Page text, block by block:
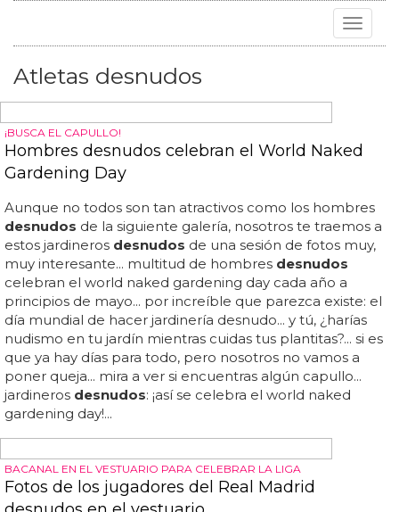
Toggle
Atletas desnudos
¡BUSCA EL CAPULLO!
Hombres desnudos celebran el World Naked
Gardening Day
desnudosde la siguiente galería, nosotros te traemos a
estos jardineros desnudos de una sesión de fotos muy,
muy interesante... multitud de hombres